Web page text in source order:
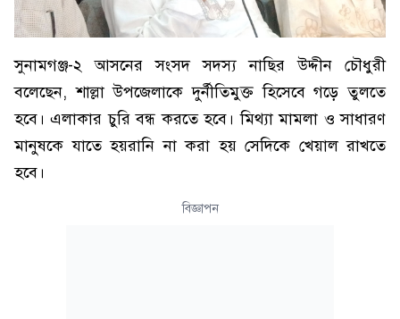
সুনামগঞ্জ-২ আসনের সংসদ সদস্য নাছির উদ্দীন চৌধুরী
বলেছেন, শাল্লা উপজেলাকে দুর্নীতিমুক্ত হিসেবে গড়ে তুলতে
হবে। এলাকার চুরি বন্ধ করতে হবে। মিথ্যা মামলা ও সাধারণ
মানুষকে যাতে হয়রানি না করা হয় সেদিকে খেয়াল রাখতে
হবে।
বিজ্ঞাপন